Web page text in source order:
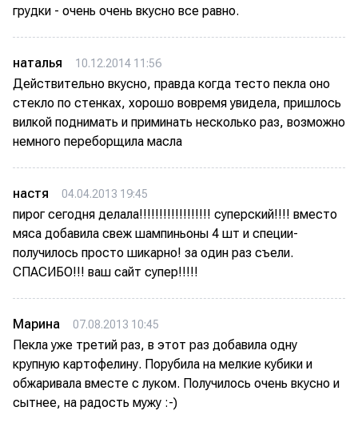
грудки - очень очень вкусно все равно.
наталья 10.12.2014 11:56
Действительно вкусно, правда когда тесто пекла оно
стекло по стенках, хорошо вовремя увидела, пришлось
вилкой поднимать и приминать несколько раз, возможно
немного переборщила масла
настя 04.04.2013 19:45
пирог сегодня делала!!!!!!!!!!!!!!!!!! суперский!!!! вместо
мяса добавила свеж шампиньоны 4 шт и специи-
получилось просто шикарно! за один раз съели.
СПАСИБО!!! ваш сайт супер!!!!!
Марина 07.08.2013 10:45
Пекла уже третий раз, в этот раз добавила одну
крупную картофелину. Порубила на мелкие кубики и
обжаривала вместе с луком. Получилось очень вкусно и
сытнее, на радость мужу :-)